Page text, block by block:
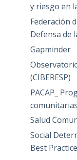
y riesgo en
Federación
Defensa de
Gapminder
(CIBERESP)
PACAP_
Salud
Social
Best